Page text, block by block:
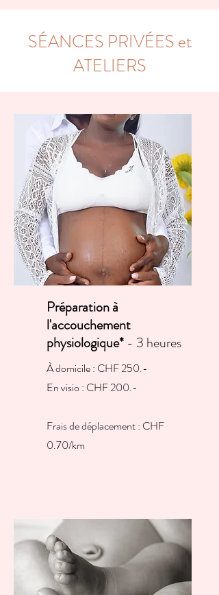
SÉANCES PRIVÉES et
ATELIERS
Préparation à
l'accouchement
physiologique* - 3 heures
À domicile : CHF 250.-
En visio : CHF 200.-
Frais de déplacement : CHF
0.70/km​